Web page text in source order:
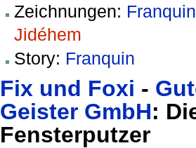
Zeichnungen: Franquin
Jidéhem
Story: Franquin
Fix und Foxi -
Geister GmbH:
Fensterputzer